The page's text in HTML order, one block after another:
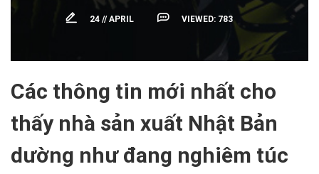
24 //APRIL VIEWED: 783
Các thông tin mới nhất cho
thấy nhà sản xuất Nhật Bản
dường như đang nghiêm túc